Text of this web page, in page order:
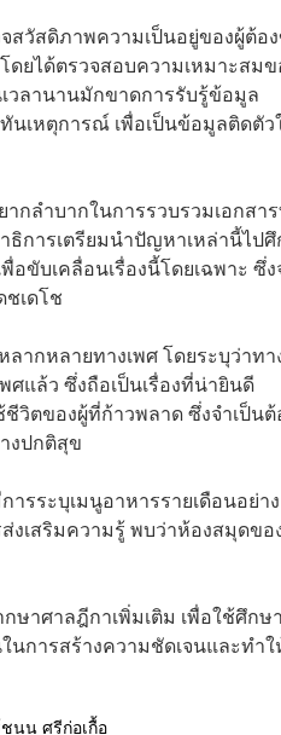
สวัสดิภาพความเป็นอยู่ของผู้ต้อ
ดยได้ตรวจสอบความเหมาะสม
วลานานมักขาดการรับรู้ข้อมูล
นเหตุการณ์ เพื่อเป็นข้อมูลติดตัว
กลำบากในการรวบรวมเอกสา
ธิการเตรียมนำปัญหาเหล่านี้ไป
ขับเคลื่อนเรื่องนี้โดยเฉพาะ ซึ่
เดโช
ากหลายทางเพศ โดยระบุว่าทา
ศแล้ว ซึ่งถือเป็นเรื่องที่น่ายินดี
วิตของผู้ที่ก้าวพลาด ซึ่งจำเป็นต้
งปกติสุข
ระบุเมนูอาหารรายเดือนอย่าง
งเสริมความรู้ พบว่าห้องสมุดขอ
ษาศาลฎีกาเพิ่มเติม เพื่อใช้ศึกษ
นการสร้างความชัดเจนและทำ
นน ศรีก่อเกื้อ